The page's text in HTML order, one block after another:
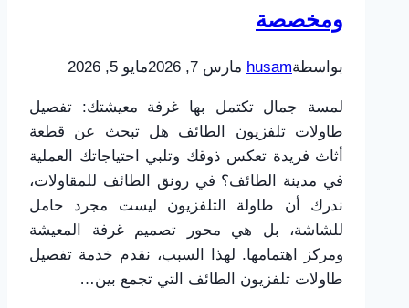
ومخصصة
بواسطةhusam مارس 7, 2026 مايو 5, 2026
لمسة جمال تكتمل بها غرفة معيشتك: تفصيل
طاولات تلفزيون الطائف هل تبحث عن قطعة
أثاث فريدة تعكس ذوقك وتلبي احتياجاتك العملية
في مدينة الطائف؟ في رونق الطائف للمقاولات،
ندرك أن طاولة التلفزيون ليست مجرد حامل
للشاشة، بل هي محور تصميم غرفة المعيشة
ومركز اهتمامها. لهذا السبب، نقدم خدمة تفصيل
طاولات تلفزيون الطائف التي تجمع بين…